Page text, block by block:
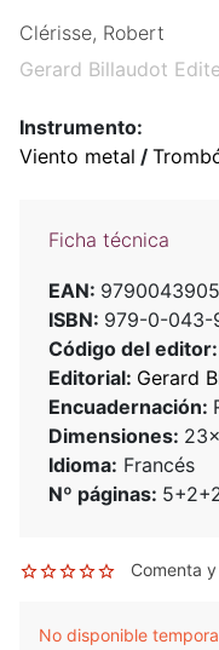
Clérisse, Robert
Gerard Billaudot
Instrumento:
Viento metal /
Ficha técnica
EAN:
ISBN: 979-0-043-
Código del editor:
Editorial: Gerard
Encuadernación:
Dimensiones:
Idioma: Francés
Nº páginas:
Comenta
No disponible